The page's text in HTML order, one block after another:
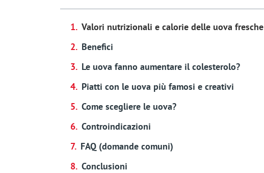
Valori nutrizionali e calorie delle uova fresche
Benefici
Le uova fanno aumentare il colesterolo?
Piatti con le uova più famosi e creativi
Come scegliere le uova?
Controindicazioni
FAQ (domande comuni)
Conclusioni